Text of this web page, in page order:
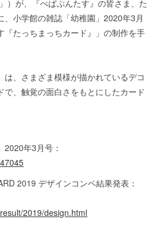
）が、『ぺぱぷんたす』の皆さま、た
、小学館の雑誌「幼稚園」2020年3月
『たっちまっちカード』」の制作を手
は、さまざま模様が描かれているデコ
で、触覚の面白さをもとにしたカード
年3月号：
2019 デザインコンペ結果発表：
2019/design.html